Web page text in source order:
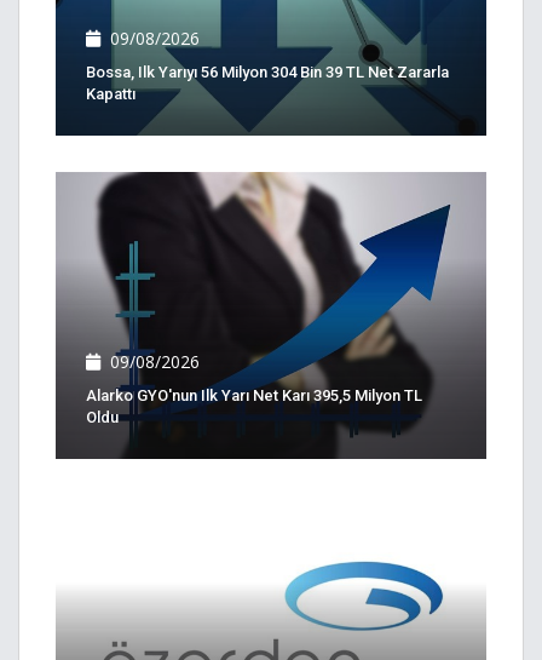
09/08/2026
Bossa, Ilk Yarıyı 56 Milyon 304 Bin 39 TL Net Zararla
Kapattı
09/08/2026
Alarko GYO'nun Ilk Yarı Net Karı 395,5 Milyon TL
Oldu